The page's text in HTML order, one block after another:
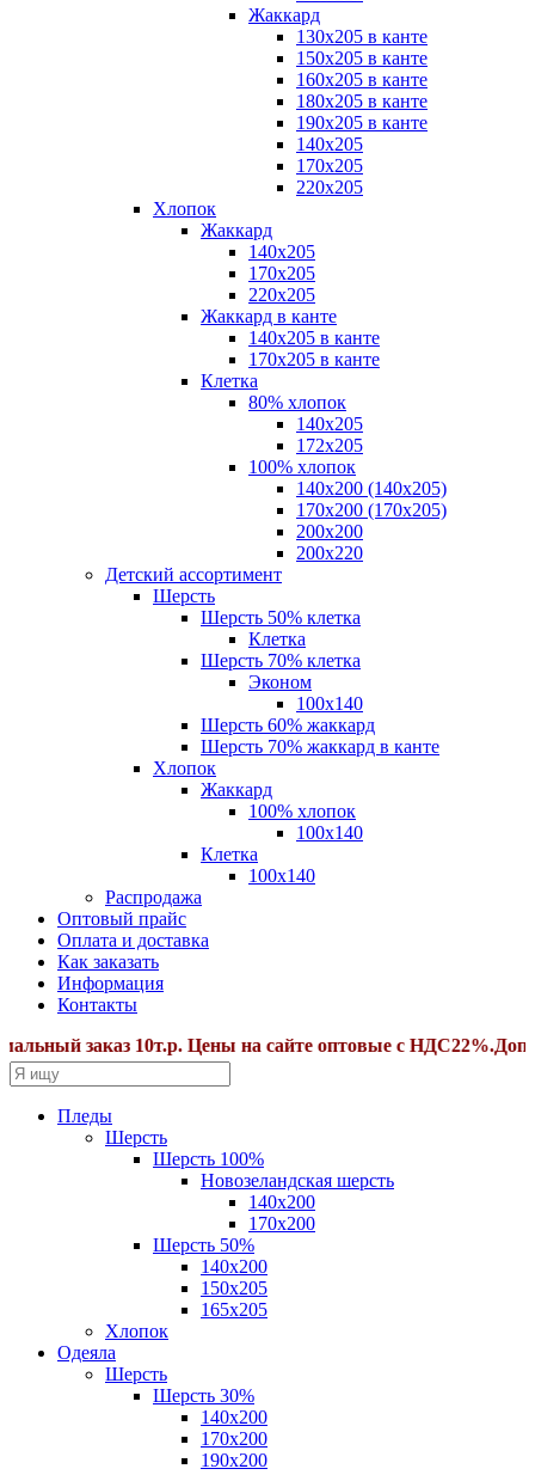
Жаккард
130х205 в канте
150х205 в канте
160х205 в канте
180х205 в канте
190х205 в канте
140х205
170х205
220х205
Хлопок
Жаккард
140x205
170х205
220х205
Жаккард в канте
140х205 в канте
170х205 в канте
Клетка
80% хлопок
140x205
172х205
100% хлопок
140x200 (140х205)
170x200 (170х205)
200х200
200х220
Детский ассортимент
Шерсть
Шерсть 50% клетка
Клетка
Шерсть 70% клетка
Эконом
100x140
Шерсть 60% жаккард
Шерсть 70% жаккард в канте
Хлопок
Жаккард
100% хлопок
100x140
Клетка
100х140
Распродажа
Оптовый прайс
Оплата и доставка
Как заказать
Информация
Контакты
заказ 10т.р. Цены на сайте оптовые с
Пледы
Шерсть
Шерсть 100%
Новозеландская шерсть
140х200
170x200
Шерсть 50%
140x200
150х205
165х205
Хлопок
Одеяла
Шерсть
Шерсть 30%
140х200
170х200
190х200